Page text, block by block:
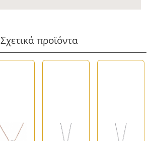
Σχετικά προϊόντα